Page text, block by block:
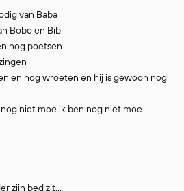
van Baba
Bobo en Bibi
nog poetsen
en nog wroeten en hij is gewoon nog
niet moe ik ben nog niet moe
zijn bed zit…